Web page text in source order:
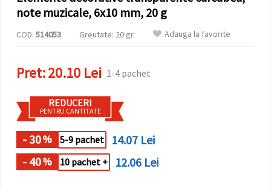
vă indicați
preferințele
selectând
făcând clic
pe butonul
Аcceptati
toate!
Setări
note muzicale, 6x10 mm, 20 g
COD: 514053 Greutate: 20 gr. Adauga la favorite
Pret:20.10 Lei 1-4 pachet
REDUCERI
PENTRU CANTITATE
- 30% 5-9 pachet
14.07 Lei
- 40% 10 pachet + 12.06 Lei